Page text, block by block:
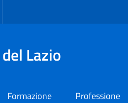
Lazio
Formazione Professione